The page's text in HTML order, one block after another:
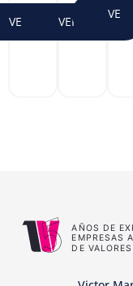
VER MÁS VER MÁS VER